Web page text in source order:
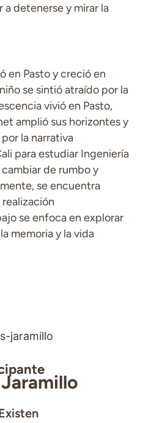
a detenerse y mirar la
en Pasto y creció en
se sintió atraído por la
vivió en Pasto,
amplió sus horizontes y
la narrativa
para estudiar Ingeniería
de rumbo y
se encuentra
se enfoca en explorar
memoria y la vida